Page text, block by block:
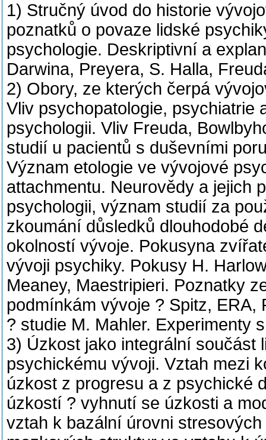
1) Stručný úvod do historie
poznatků o povaze lidské
psychologie. Deskriptivní a
Darwina, Preyera, S. Halla,
2) Obory, ze kterých čerpá
Vliv psychopatologie, psychiatrie
psychologii. Vliv Freuda,
studií u pacientů s duševními
Význam etologie ve vývojové
attachmentu. Neurovědy a jejich
psychologii, význam studií za
zkoumání důsledků dlouhodobé
okolností vývoje. Pokusyna
vývoji psychiky. Pokusy H.
Meaney, Maestripieri. Poznatky
podmínkám vývoje ? Spitz,
? studie M. Mahler. Experimenty
3) Úzkost jako integrální součást
psychickému vývoji. Vztah mezi
úzkost z progresu a z psychické
úzkostí ? vyhnutí se úzkosti a
vztah k bazální úrovni